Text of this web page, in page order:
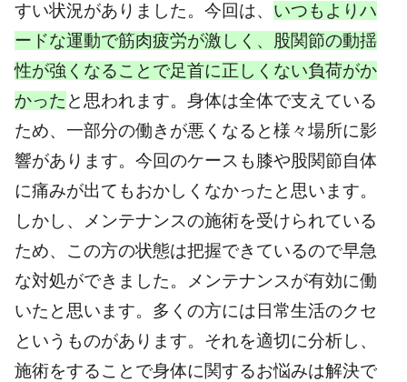
すい状況がありました。今回は、 いつもよりハ
ードな運動で筋肉疲労が激しく、股関節の動揺
性が強くなることで足首に正しくない負荷がか
かった と思われます。身体は全体で支えている
ため、一部分の働きが悪くなると様々場所に影
響があります。今回のケースも膝や股関節自体
に痛みが出てもおかしくなかったと思います。
しかし、メンテナンスの施術を受けられている
ため、この方の状態は把握できているので早急
な対処ができました。メンテナンスが有効に働
いたと思います。多くの方には日常生活のクセ
というものがあります。それを適切に分析し、
施術をすることで身体に関するお悩みは解決で